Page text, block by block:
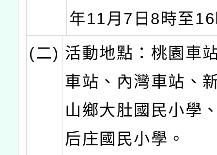
年11月7日8時至
(二) 活動地點：桃園車
車站、內灣車站、
山鄉大肚國民小學
后庄國民小學。